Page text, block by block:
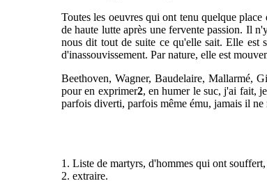
Toutes les oeuvres qui ont tenu quelque
de haute lutte après une fervente passion. Il
nous dit tout de suite ce qu'elle sait. Elle est
d'inassouvissement. Par nature, elle est
Beethoven, Wagner, Baudelaire, Mallarmé,
pour en exprimer2, en humer le suc, j'ai fait,
parfois diverti, parfois même ému, jamais il ne
1. Liste de martyrs, d'hommes qui ont
2. extraire.